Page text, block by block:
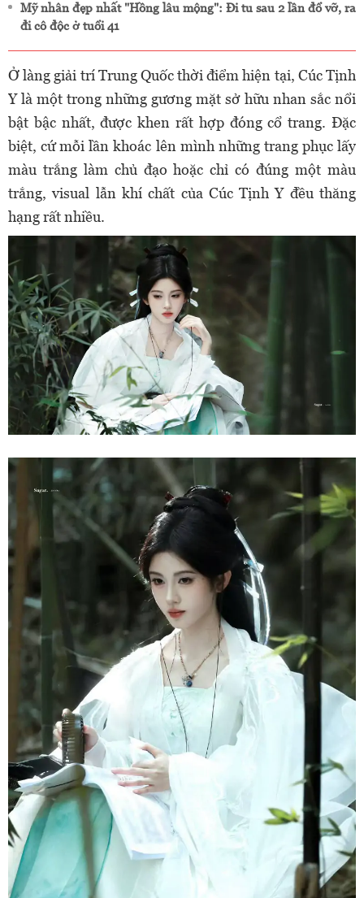
Mỹ nhân đẹp nhất "Hồng lâu mộng": Đi tu sau 2 lần đổ vỡ, ra
đi cô độc ở tuổi 41
Ở làng giải trí Trung Quốc thời điểm hiện tại, Cúc Tịnh
Y là một trong những gương mặt sở hữu nhan sắc nổi
bật bậc nhất, được khen rất hợp đóng cổ trang. Đặc
biệt, cứ mỗi lần khoác lên mình những trang phục lấy
màu trắng làm chủ đạo hoặc chỉ có đúng một màu
trắng, visual lẫn khí chất của Cúc Tịnh Y đều thăng
hạng rất nhiều.